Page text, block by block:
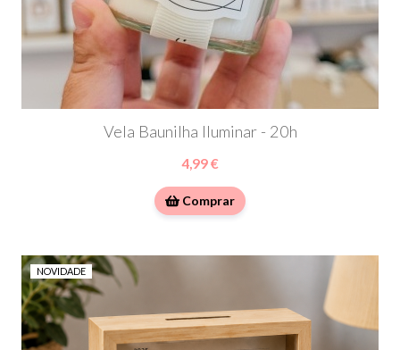
Vela Baunilha Iluminar - 20h
4,99 €
Comprar
NOVIDADE